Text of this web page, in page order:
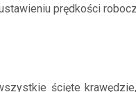
prędkości
ścięte